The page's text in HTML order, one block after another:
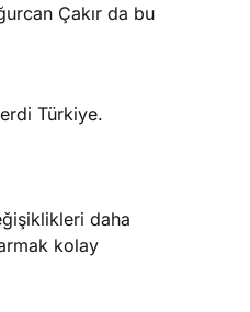
Çakır da bu
Türkiye.
daha
kolay